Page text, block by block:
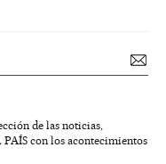
de las noticias,
con los acontecimientos